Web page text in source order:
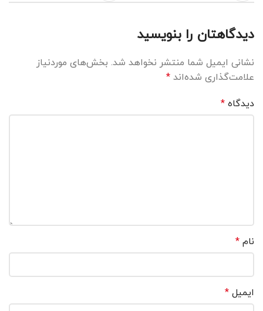
دیدگاهتان را بنویسید
نشانی ایمیل شما منتشر نخواهد شد. بخش‌های موردنیاز
علامت‌گذاری شده‌اند *
دیدگاه *
نام *
ایمیل *